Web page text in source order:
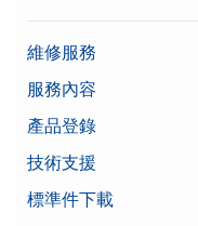
維修服務
服務內容
產品登錄
技術支援
標準件下載